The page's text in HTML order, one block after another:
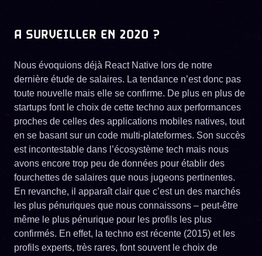
A SURVEILLER EN 2020 ?
Nous évoquions déjà React Native lors de notre
dernière étude de salaires. La tendance n’est donc pas
toute nouvelle mais elle se confirme. De plus en plus de
startups font le choix de cette techno aux performances
proches de celles des applications mobiles natives, tout
en se basant sur un code multi-plateformes. Son succès
est incontestable dans l’écosystème tech mais nous
avons encore trop peu de données pour établir des
fourchettes de salaires que nous jugeons pertinentes.
En revanche, il apparaît clair que c’est un des marchés
les plus pénuriques que nous connaissons – peut-être
même le plus pénurique pour les profils les plus
confirmés. En effet, la techno est récente (2015) et les
profils experts, très rares, font souvent le choix de